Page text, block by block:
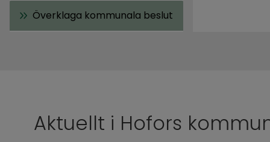
Överklaga kommunala beslut
Aktuellt i Hofors